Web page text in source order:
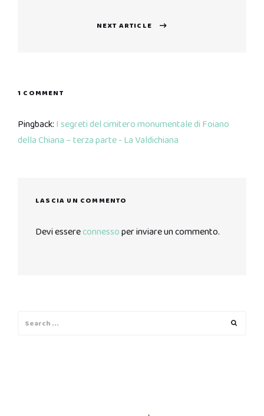
NEXT ARTICLE
1 COMMENT
Pingback: I segreti del cimitero monumentale di Foiano
della Chiana – terza parte - La Valdichiana
LASCIA UN COMMENTO
Devi essereconnessoper inviare un commento.
for: